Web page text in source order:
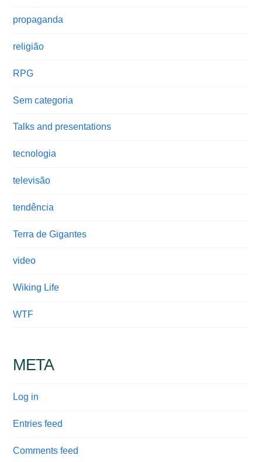
propaganda
religião
RPG
Sem categoria
Talks and presentations
tecnologia
televisão
tendência
Terra de Gigantes
video
Wiking Life
WTF
META
Log in
Entries feed
Comments feed